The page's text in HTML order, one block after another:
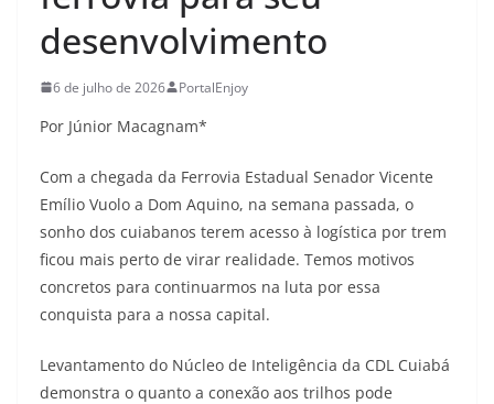
desenvolvimento
6 de julho de 2026 PortalEnjoy
Por Júnior Macagnam*
Com a chegada da Ferrovia Estadual Senador Vicente
Emílio Vuolo a Dom Aquino, na semana passada, o
sonho dos cuiabanos terem acesso à logística por trem
ficou mais perto de virar realidade. Temos motivos
concretos para continuarmos na luta por essa
conquista para a nossa capital.
Levantamento do Núcleo de Inteligência da CDL Cuiabá
demonstra o quanto a conexão aos trilhos pode